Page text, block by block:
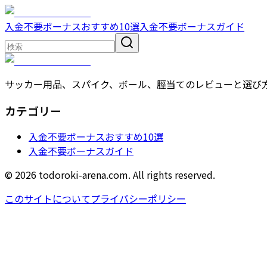
入金不要ボーナスおすすめ10選入金不要ボーナスガイド
サッカー用品、スパイク、ボール、脛当てのレビューと選び
カテゴリー
入金不要ボーナスおすすめ10選
入金不要ボーナスガイド
© 2026 todoroki-arena.com. All rights reserved.
このサイトについてプライバシーポリシー